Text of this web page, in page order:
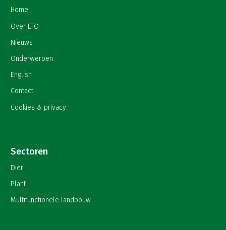
Home
Over LTO
Nieuws
Onderwerpen
English
Contact
Cookies & privacy
Sectoren
Dier
Plant
Multifunctionele landbouw